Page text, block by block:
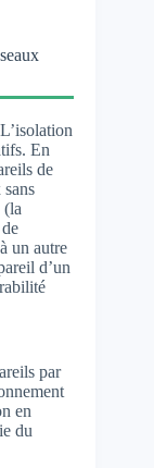
En
de
un autre
d’un
par
en
du